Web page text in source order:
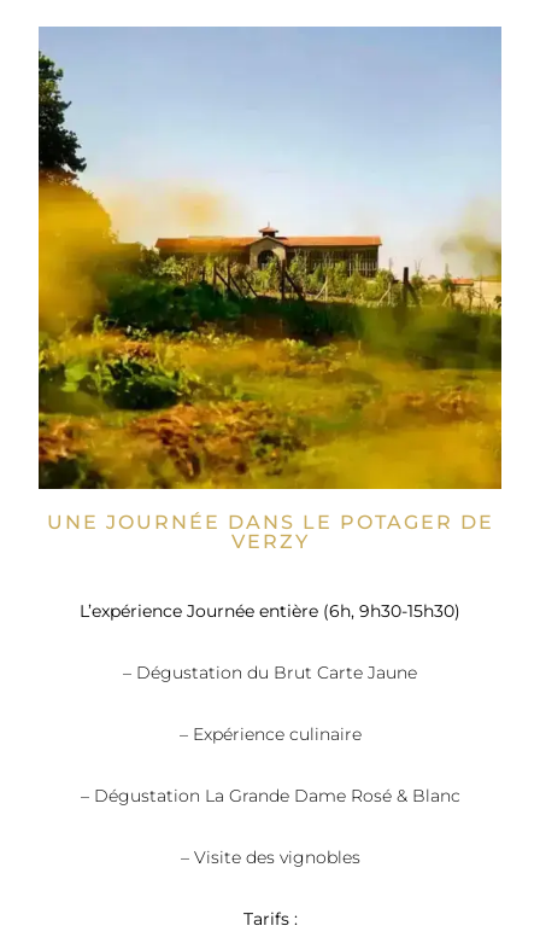
UNE JOURNÉE DANS LE POTAGER DE
VERZY
L’expérience Journée entière (6h, 9h30-15h30)
– Dégustation du Brut Carte Jaune
– Expérience culinaire
– Dégustation La Grande Dame Rosé & Blanc
– Visite des vignobles
Tarifs :